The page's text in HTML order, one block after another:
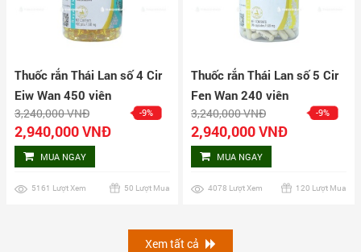
Thuốc rắn Thái Lan số 4 Cir
Eiw Wan 450 viên
3,240,000 VNĐ -9%
2,940,000 VNĐ
MUA NGAY
5161 Lượt Xem 50 Lượt Mua
Thuốc rắn Thái Lan số 5 Cir
Fen Wan 240 viên
3,240,000 VNĐ -9%
2,940,000 VNĐ
MUA NGAY
4078 Lượt Xem 120 Lượt Mua
Xem tất cả